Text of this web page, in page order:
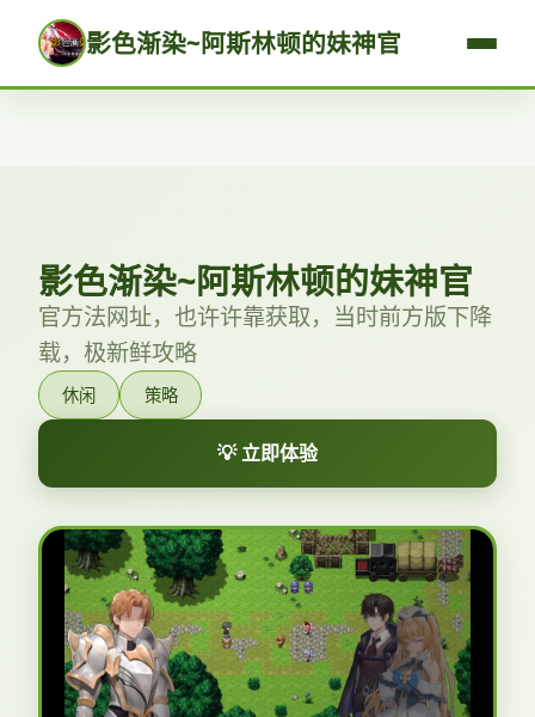
影色渐染~阿斯林顿的妹神官
影色渐染~阿斯林顿的妹神官
官方法网址，也许许靠获取，当时前方版下降
载，极新鲜攻略
休闲 策略
💡 立即体验